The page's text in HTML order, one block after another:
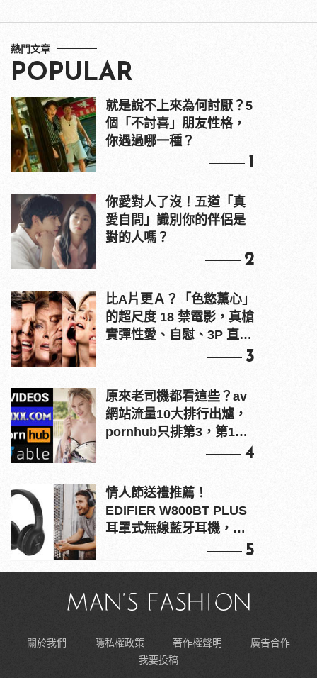
熱門文章
POPULAR
就是說不上來為何討厭？5
個「不討喜」朋友性格，
你遇過哪一種？
1
你愛對人了沒！五道「真
愛自問」識別你的伴侶是
對的人嗎？
2
比A片更Ａ？「色慾薰心」
的超尺度 18 禁電影，真槍
實彈性愛、自慰、3P 直接
3
原來老司機都看這些？av
網站流量10大排行出爐，
pornhub只排第3，第1名
4
情人節送禮推薦！
EDIFIER W800BT PLUS
耳罩式無線藍牙耳機，在
5
關於我們 隱私權政策 著作權聲明
廣告合作
我要投稿